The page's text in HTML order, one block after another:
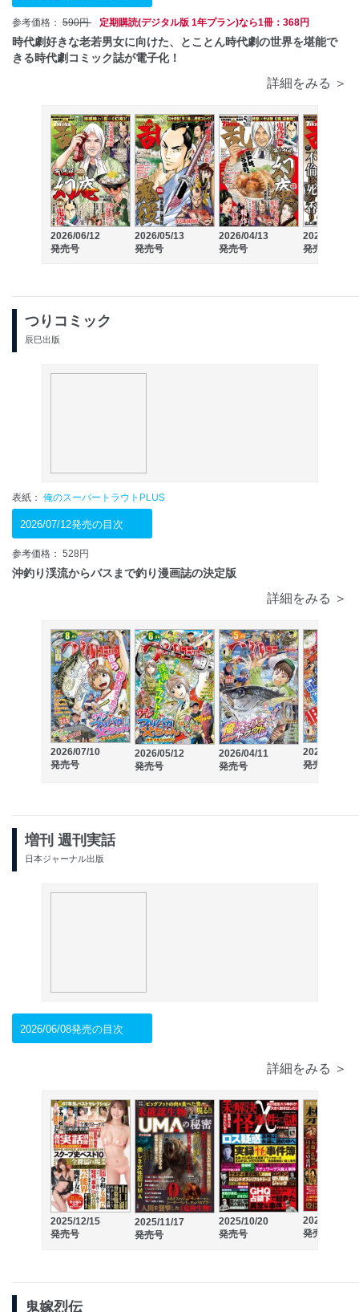
参考価格： 590円 定期購読(デジタル版 1年プラン)なら1冊：368円
時代劇好きな老若男女に向けた、とことん時代劇の世界を堪能で
きる時代劇コミック誌が電子化！
詳細をみる ＞
2026/06/12
発売号
2026/05/13
発売号
2026/04/13
発売号
2026/03/13
発売号
つりコミック
辰巳出版
表紙： 俺のスーパートラウトPLUS
2026/07/12発売の目次
参考価格： 528円
沖釣り渓流からバスまで釣り漫画誌の決定版
詳細をみる ＞
2026/07/10
発売号
2026/05/12
発売号
2026/04/11
発売号
2026/03/12
発売号
増刊 週刊実話
日本ジャーナル出版
2026/06/08発売の目次
詳細をみる ＞
2025/12/15
発売号
2025/11/17
発売号
2025/10/20
発売号
2025/10/14
発売号
鬼嫁烈伝